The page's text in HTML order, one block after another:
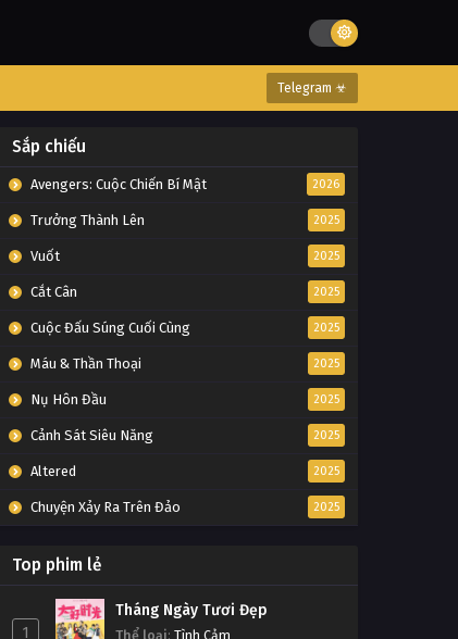
Telegram ☣
Sắp chiếu
Avengers: Cuộc Chiến Bí Mật 2026
Trưởng Thành Lên 2025
Vuốt 2025
Cắt Cân 2025
Cuộc Đấu Súng Cuối Cùng 2025
Máu & Thần Thoại 2025
Nụ Hôn Đầu 2025
Cảnh Sát Siêu Năng 2025
Altered 2025
Chuyện Xảy Ra Trên Đảo 2025
Top phim lẻ
1
Tháng Ngày Tươi Đẹp
Thể loại: Tình Cảm